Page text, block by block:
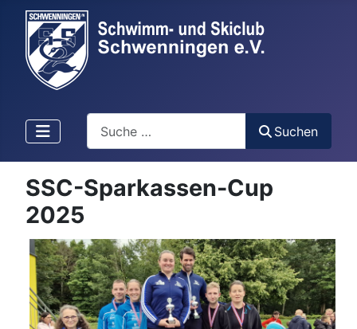
Suchen
SSC-Sparkassen-Cup
2025